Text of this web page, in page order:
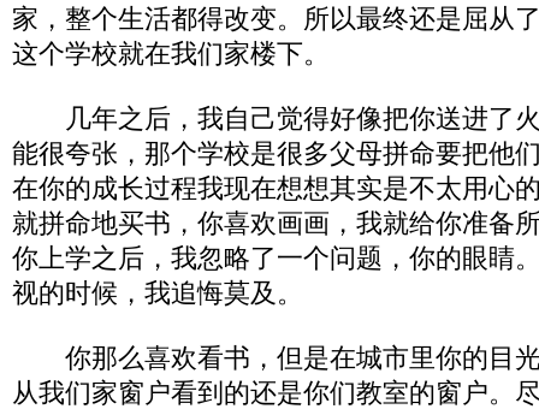
家，整个生活都得改变。所以最终还是屈从
这个学校就在我们家楼下。
几年之后，我自己觉得好像把你送进了
能很夸张，那个学校是很多父母拼命要把他
在你的成长过程我现在想想其实是不太用心
就拼命地买书，你喜欢画画，我就给你准备
你上学之后，我忽略了一个问题，你的眼睛
视的时候，我追悔莫及。
你那么喜欢看书，但是在城市里你的目
从我们家窗户看到的还是你们教室的窗户。